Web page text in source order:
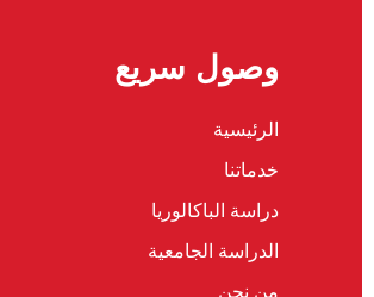
وصول سريع
الرئيسية
خدماتنا
دراسة الباكالوريا
الدراسة الجامعية
من نحن